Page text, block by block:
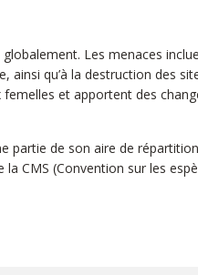
Les menaces
qu’à la destruction des
et apportent des
de son aire de
CMS (Convention sur les